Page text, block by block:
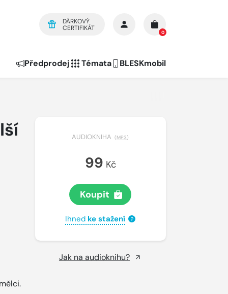
DÁRKOVÝ
CERTIFIKÁT
0
Předprodej Témata BLESKmobil
AUDIOKNIHA (MP3)
99 Kč
Koupit
Ihned ke stažení ?
Jak na audioknihu?